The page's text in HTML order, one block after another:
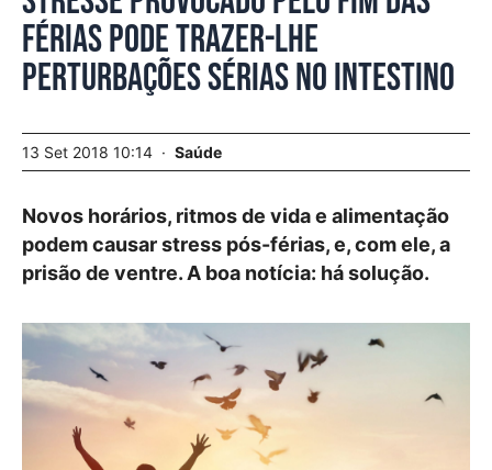
férias pode trazer-lhe
perturbações sérias no intestino
13 Set 2018 10:14 Saúde
Novos horários, ritmos de vida e alimentação
podem causar stress pós-férias, e, com ele, a
prisão de ventre. A boa notícia: há solução.